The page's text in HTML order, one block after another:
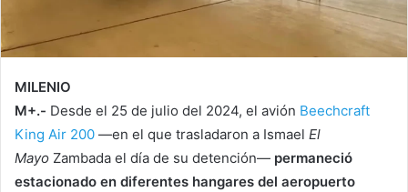
MILENIO
M+.- Desde el 25 de julio del 2024, el avión Beechcraft
King Air 200 —en el que trasladaron a Ismael El
Mayo Zambada el día de su detención— permaneció
estacionado en diferentes hangares del aeropuerto